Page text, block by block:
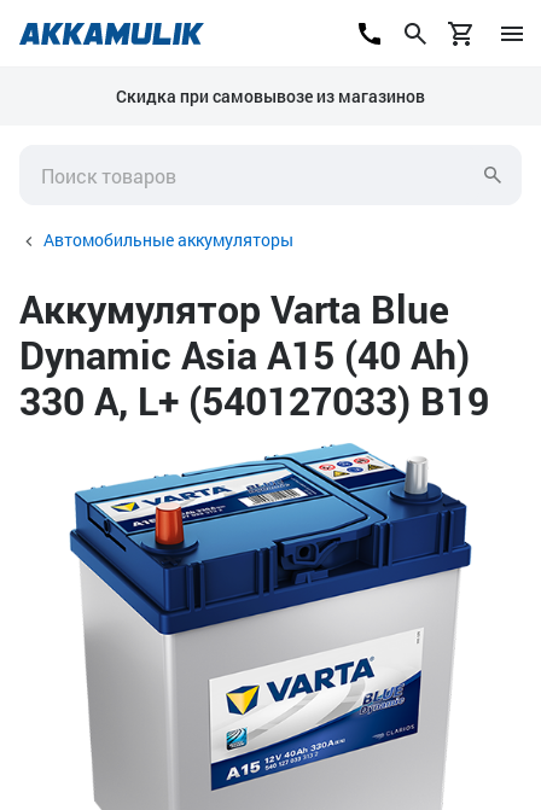
Скидка при самовывозе из магазинов
Автомобильные аккумуляторы
Аккумулятор Varta Blue
Dynamic Asia A15 (40 Ah)
330 А, L+ (540127033) B19